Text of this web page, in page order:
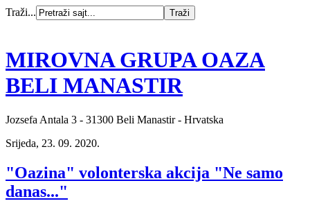
Traži...
MIROVNA GRUPA OAZA
BELI MANASTIR
Jozsefa Antala 3 - 31300 Beli Manastir - Hrvatska
Srijeda, 23. 09. 2020.
"Oazina" volonterska akcija "Ne samo
danas..."